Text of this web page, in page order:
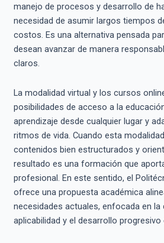
manejo de procesos y desarrollo de
necesidad de asumir largos tiempos
costos. Es una alternativa pensada
desean avanzar de manera
claros.
La modalidad virtual y los cursos
posibilidades de acceso a la
aprendizaje desde cualquier lugar y
ritmos de vida. Cuando esta
contenidos bien estructurados y
resultado es una formación que
profesional. En este sentido, el
ofrece una propuesta académica
necesidades actuales, enfocada en la
aplicabilidad y el desarrollo